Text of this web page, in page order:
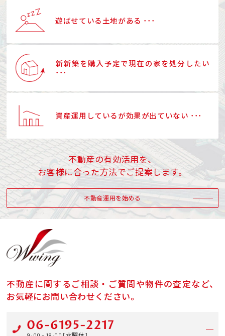
遊ばせている土地がある ･･･
新新築を購入予定で現在の家を処分したい
･･･
資産運用しているが効果が出ていない ･･･
不動産の有効活用を、
お客様に合った方法でご提案します。
不動産運用を始める
不動産に関するご相談・ご質問や物件の査定など、
お気軽にお問い合わせください。
06-6195-2217